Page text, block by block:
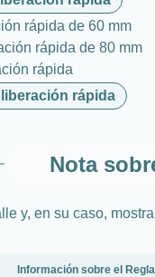
rápida de 60 mm
rápida de 80 mm
rápida
rápida
Nota
y, en su caso,
Información sobre el